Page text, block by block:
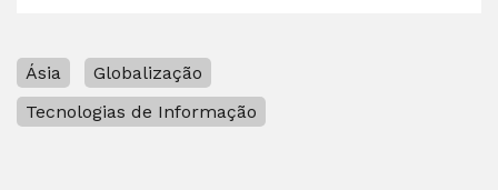
Ásia
Globalização
Tecnologias de Informação